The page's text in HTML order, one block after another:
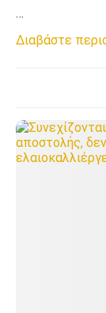
…
Διαβάστε